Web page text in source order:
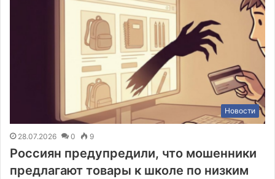
Новости
28.07.2026 0 9
Россиян предупредили, что мошенники
предлагают товары к школе по низким